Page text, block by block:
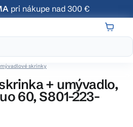
pri nákupe nad 300 €
skrinky
+ umývadlo,
60, S801-223-